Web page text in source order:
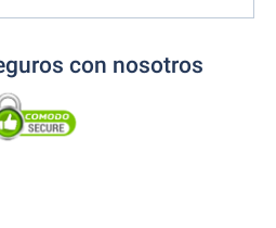
con nosotros